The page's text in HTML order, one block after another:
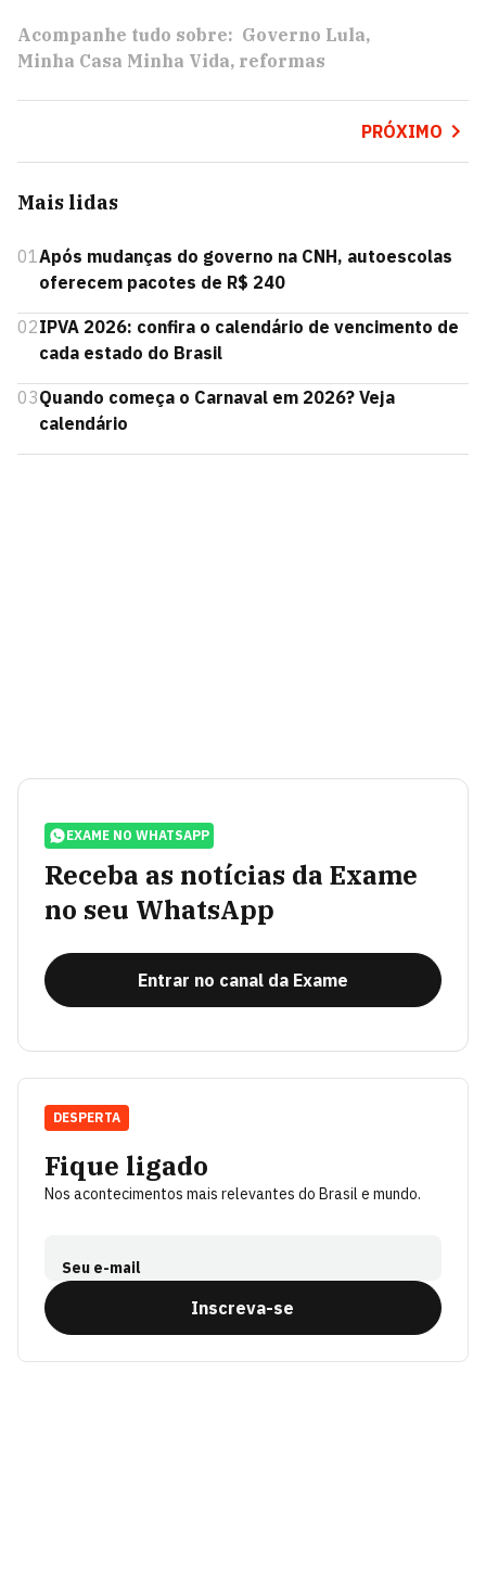
Acompanhe tudo sobre: Governo Lula
Minha Casa Minha Vida reformas
PRÓXIMO
Mais lidas
01Após mudanças do governo na CNH, autoescolas
oferecem pacotes de R$ 240
02IPVA 2026: confira o calendário de vencimento de
cada estado do Brasil
03Quando começa o Carnaval em 2026? Veja
calendário
EXAME NO WHATSAPP
Receba as notícias da Exame
no seu WhatsApp
Entrar no canal da Exame
Fique ligado
Nos acontecimentos mais relevantes do Brasil e mundo.
Seu e-mail
Inscreva-se
DESPERTA